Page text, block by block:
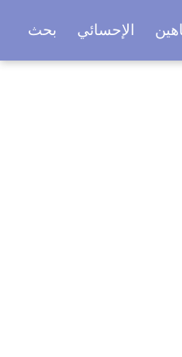
الإحسائي بحث